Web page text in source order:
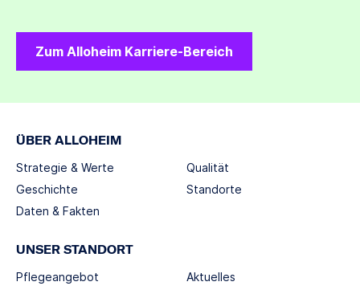
Zum Alloheim Karriere-Bereich
ÜBER ALLOHEIM
Strategie & Werte
Geschichte
Daten & Fakten
Qualität
Standorte
UNSER STANDORT
Pflegeangebot
Aktuelles